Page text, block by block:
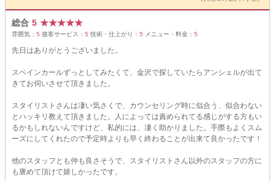
総合 5 ★★★★★
雰囲気： 5 接客サービス： 5 技術・仕上がり： 5 メニュー・料金： 5
先日はありがとうございました。
スペインカールずっとしてみたくて、金沢で探していたらアンシェルが出て
きてお伺いさせて頂きました。
スタイリストさんは凄い気さくで、カウンセリング時に似合う、似合わない
とハッキリ教えて頂きました。人によっては責められてる感じがする方もい
るかもしれないんですけど、私的には、凄く助かりました。手際もよくスム
ーズにしてくれたので予定時よりも早く終わることが出来て良かったです！
他のスタッフとも仲も良さそうで、スタイリストさん以外のスタッフの方に
も褒めて頂けて嬉しかったです。